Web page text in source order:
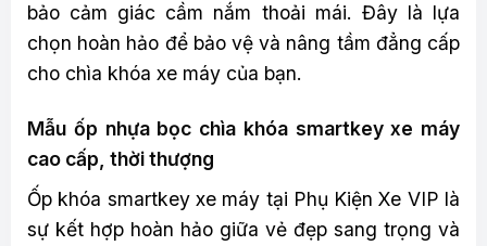
bảo cảm giác cầm nắm thoải mái. Đây là lựa
chọn hoàn hảo để bảo vệ và nâng tầm đẳng cấp
cho chìa khóa xe máy của bạn.
Mẫu ốp nhựa bọc chìa khóa smartkey xe máy
cao cấp, thời thượng
Ốp khóa smartkey xe máy tại Phụ Kiện Xe VIP là
sự kết hợp hoàn hảo giữa vẻ đẹp sang trọng và